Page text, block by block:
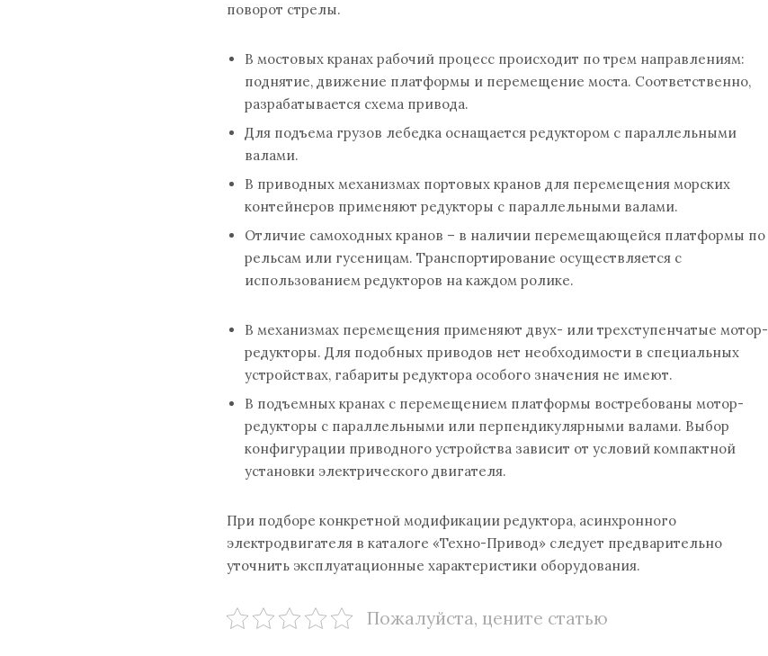
поворот стрелы.
В мостовых кранах рабочий процесс происходит по трем направлениям:
поднятие, движение платформы и перемещение моста. Соответственно,
разрабатывается схема привода.
Для подъема грузов лебедка оснащается редуктором с параллельными
валами.
В приводных механизмах портовых кранов для перемещения морских
контейнеров применяют редукторы с параллельными валами.
Отличие самоходных кранов – в наличии перемещающейся платформы по
рельсам или гусеницам. Транспортирование осуществляется с
использованием редукторов на каждом ролике.
В механизмах перемещения применяют двух- или трехступенчатые мотор-
редукторы. Для подобных приводов нет необходимости в специальных
устройствах, габариты редуктора особого значения не имеют.
В подъемных кранах с перемещением платформы востребованы мотор-
редукторы с параллельными или перпендикулярными валами. Выбор
конфигурации приводного устройства зависит от условий компактной
установки электрического двигателя.
При подборе конкретной модификации редуктора, асинхронного
электродвигателя в каталоге «Техно-Привод» следует предварительно
уточнить эксплуатационные характеристики оборудования.
Пожалуйста, цените статью